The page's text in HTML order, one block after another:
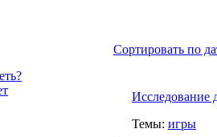
Сортировать по
Исследование
Темы: игры